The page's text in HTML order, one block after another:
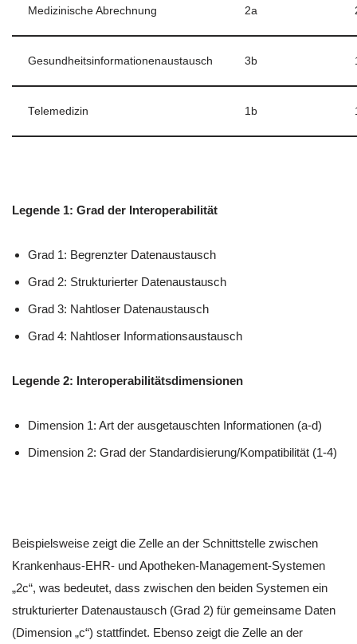
Medizinische Abrechnung 2a
Gesundheitsinformationenaustausch 3b
Telemedizin 1b
Legende 1: Grad der Interoperabilität
Grad 1: Begrenzter Datenaustausch
Grad 2: Strukturierter Datenaustausch
Grad 3: Nahtloser Datenaustausch
Grad 4: Nahtloser Informationsaustausch
Legende 2: Interoperabilitätsdimensionen
Dimension 1: Art der ausgetauschten Informationen (a-d)
Dimension 2: Grad der Standardisierung/Kompatibilität (1-4)
Beispielsweise zeigt die Zelle an der Schnittstelle zwischen
Krankenhaus-EHR- und Apotheken-Management-Systemen
„2c“, was bedeutet, dass zwischen den beiden Systemen ein
strukturierter Datenaustausch (Grad 2) für gemeinsame Daten
(Dimension „c“) stattfindet. Ebenso zeigt die Zelle an der